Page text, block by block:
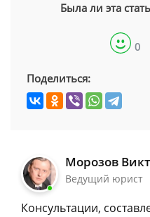
Была ли эта
0
Поделиться:
Морозов
Ведущий юрист
Консультации,